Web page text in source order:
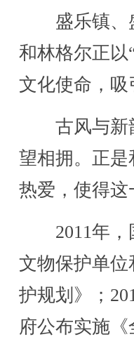
盛乐镇、
和林格尔正以
文化使命，
古风与新
望相拥。正
热爱，使得这
2011年，
文物保护单
护规划》；
府公布实施